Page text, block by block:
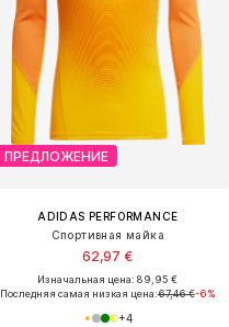
ПРЕДЛОЖЕНИЕ
ADIDAS PERFORMANCE
Спортивная майка
62,97 €
Изначальная цена: 89,95 €
Последняя самая низкая цена:67,46 €-6%
+4